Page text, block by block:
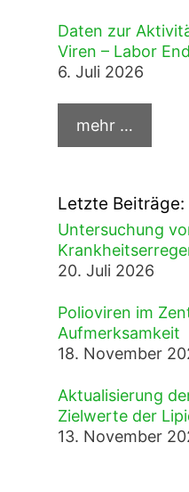
Daten zur
Viren – Labor
6. Juli 2026
Letzte Beiträge:
Untersuchung
20. Juli 2026
Polioviren im
Aufmerksamkeit
18. November
Aktualisierung
Zielwerte der
13. November